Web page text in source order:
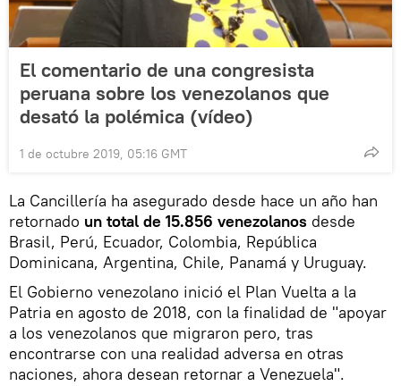
El comentario de una congresista
peruana sobre los venezolanos que
desató la polémica (vídeo)
1 de octubre 2019, 05:16 GMT
La Cancillería ha asegurado desde hace un año han
retornado un total de 15.856 venezolanos desde
Brasil, Perú, Ecuador, Colombia, República
Dominicana, Argentina, Chile, Panamá y Uruguay.
El Gobierno venezolano inició el Plan Vuelta a la
Patria en agosto de 2018, con la finalidad de "apoyar
a los venezolanos que migraron pero, tras
encontrarse con una realidad adversa en otras
naciones, ahora desean retornar a Venezuela".